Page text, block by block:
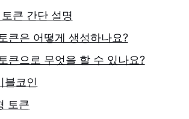
큰 간단 설명
큰은 어떻게 생성하나요?
큰으로 무엇을 할 수 있나요?
블코인
토큰